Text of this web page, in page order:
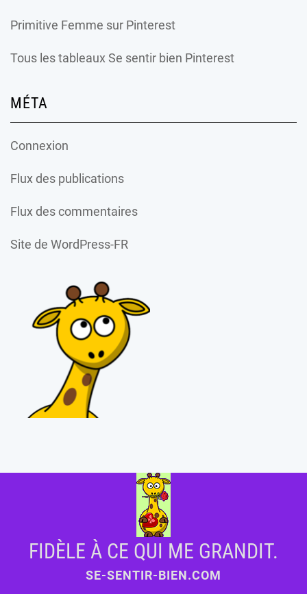
Primitive Femme sur Pinterest
Tous les tableaux Se sentir bien Pinterest
MÉTA
Connexion
Flux des publications
Flux des commentaires
Site de WordPress-FR
FIDÈLE À CE QUI ME GRANDIT.
SE-SENTIR-BIEN.COM